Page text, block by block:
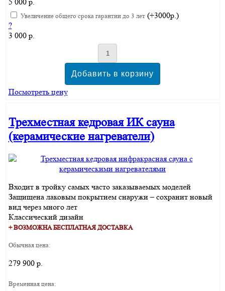
Увеличение общего срока гарантии до 3 лет(+3000р.)
?
3 000 р.
Посмотреть цену
Трехместная кедровая ИК сауна
(керамические нагреватели)
Входит в тройку самых часто заказываемых моделей
Защищена лаковым покрытием снаружи – сохранит новый
вид через много лет
Классический дизайн
+ ВОЗМОЖНА БЕСПЛАТНАЯ ДОСТАВКА
Обычная цена:
279 900 р.
Временная цена: